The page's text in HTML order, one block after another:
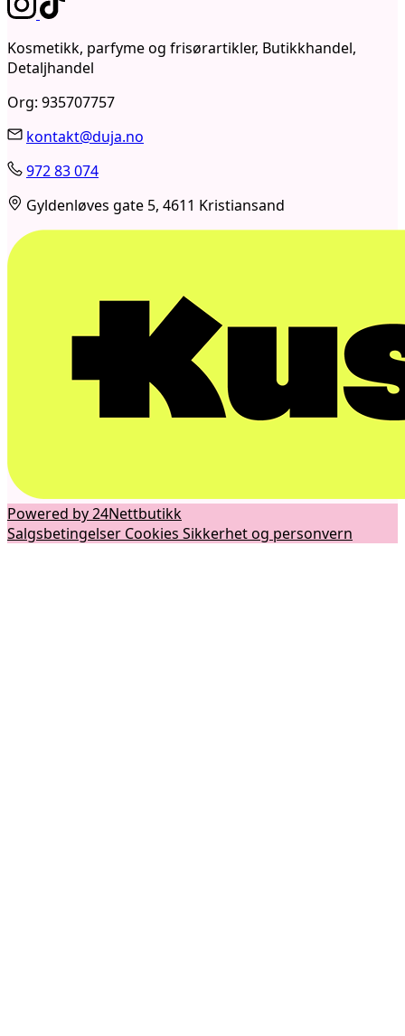
Kosmetikk, parfyme og frisørartikler, Butikkhandel,
Detaljhandel
Org: 935707757
kontakt@duja.no
972 83 074
Gyldenløves gate 5, 4611 Kristiansand
Powered by 24Nettbutikk
Salgsbetingelser Cookies Sikkerhet og personvern